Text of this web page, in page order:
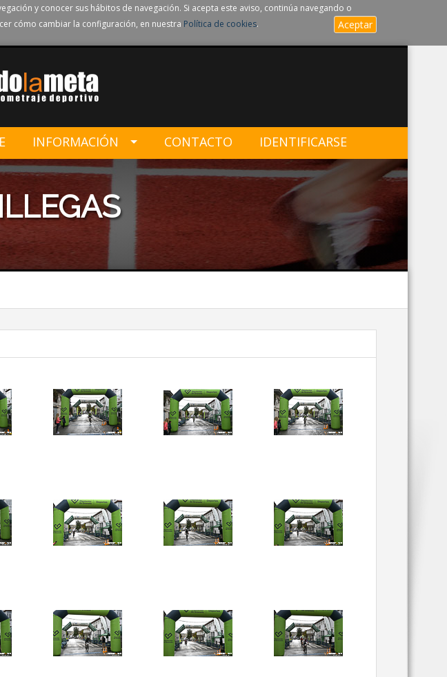
y conocer sus hábitos de navegación. Si acepta este aviso, continúa navegando o
cómo cambiar la configuración, en nuestra Política de cookies. Aceptar
INFORMACIÓN CONTACTO IDENTIFICARSE